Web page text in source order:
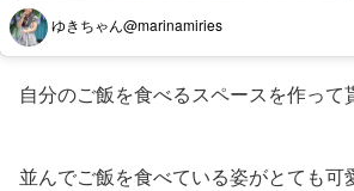
ゆきちゃん@marinamiries
自分のご飯を食べるスペースを作って
並んでご飯を食べている姿がとても可